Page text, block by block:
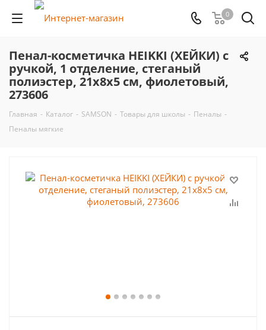
0
Пенал-косметичка HEIKKI (ХЕЙКИ) с
ручкой, 1 отделение, стеганый
полиэстер, 21х8х5 см, фиолетовый,
273606
Главная - Каталог - SAMSON - Товары для школы - Пеналы -
Пеналы мягкие